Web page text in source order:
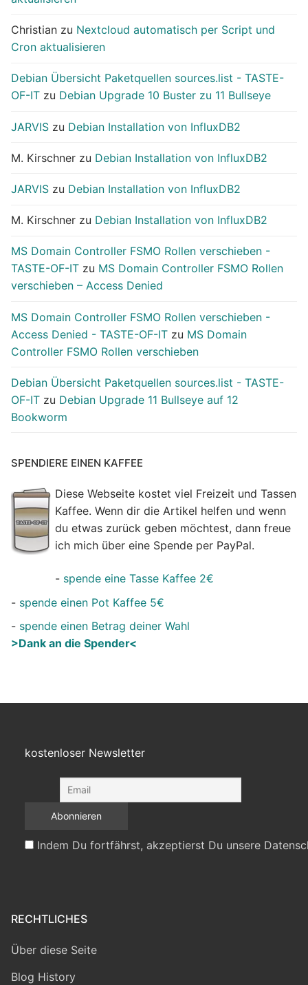
Christian zu Nextcloud automatisch per Script und
Cron aktualisieren
Debian Übersicht Paketquellen sources.list - TASTE-
OF-IT zu Debian Upgrade 10 Buster zu 11 Bullseye
JARVIS zu Debian Installation von InfluxDB2
M. Kirschner zu Debian Installation von InfluxDB2
JARVIS zu Debian Installation von InfluxDB2
M. Kirschner zu Debian Installation von InfluxDB2
MS Domain Controller FSMO Rollen verschieben -
TASTE-OF-IT zu MS Domain Controller FSMO Rollen
verschieben – Access Denied
MS Domain Controller FSMO Rollen verschieben -
Access Denied - TASTE-OF-IT zu MS Domain
Controller FSMO Rollen verschieben
Debian Übersicht Paketquellen sources.list - TASTE-
OF-IT zu Debian Upgrade 11 Bullseye auf 12
Bookworm
SPENDIERE EINEN KAFFEE
Diese Webseite kostet viel Freizeit und Tassen
Kaffee. Wenn dir die Artikel helfen und wenn
du etwas zurück geben möchtest, dann freue
ich mich über eine Spende per PayPal.
- spende eine Tasse Kaffee 2€
- spende einen Pot Kaffee 5€
- spende einen Betrag deiner Wahl
>Dank an die Spender<
kostenloser Newsletter
Indem Du fortfährst, akzeptierst Du unsere
RECHTLICHES
Über diese Seite
Blog History